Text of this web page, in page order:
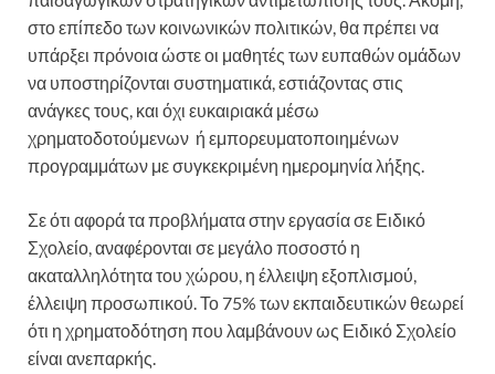
στο επίπεδο των κοινωνικών πολιτικών, θα πρέπει να
υπάρξει πρόνοια ώστε οι μαθητές των ευπαθών ομάδων
να υποστηρίζονται συστηματικά, εστιάζοντας στις
ανάγκες τους, και όχι ευκαιριακά μέσω
χρηματοδοτούμενων ή εμπορευματοποιημένων
προγραμμάτων με συγκεκριμένη ημερομηνία λήξης.
Σε ότι αφορά τα προβλήματα στην εργασία σε Ειδικό
Σχολείο, αναφέρονται σε μεγάλο ποσοστό η
ακαταλληλότητα του χώρου, η έλλειψη εξοπλισμού,
έλλειψη προσωπικού. Το 75% των εκπαιδευτικών θεωρεί
ότι η χρηματοδότηση που λαμβάνουν ως Ειδικό Σχολείο
είναι ανεπαρκής.